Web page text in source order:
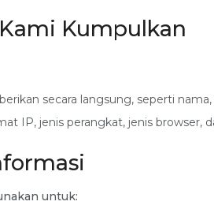
Kumpulkan
secara langsung, seperti
IP, jenis perangkat, jenis browser,
untuk: